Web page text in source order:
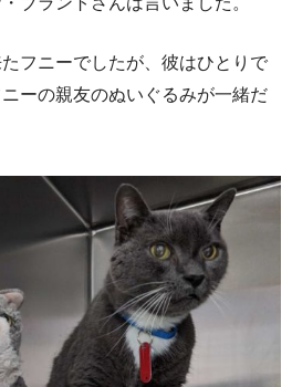
フニーでしたが、彼はひとりで
ーの親友のぬいぐるみが一緒だ